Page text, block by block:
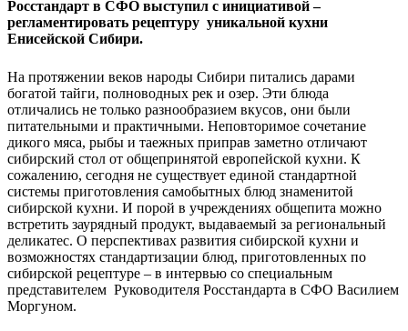
Росстандарт в СФО выступил с инициативой –
регламентировать рецептуру уникальной кухни
Енисейской Сибири.
На протяжении веков народы Сибири питались дарами
богатой тайги, полноводных рек и озер. Эти блюда
отличались не только разнообразием вкусов, они были
питательными и практичными. Неповторимое сочетание
дикого мяса, рыбы и таежных приправ заметно отличают
сибирский стол от общепринятой европейской кухни. К
сожалению, сегодня не существует единой стандартной
системы приготовления самобытных блюд знаменитой
сибирской кухни. И порой в учреждениях общепита можно
встретить заурядный продукт, выдаваемый за региональный
деликатес. О перспективах развития сибирской кухни и
возможностях стандартизации блюд, приготовленных по
сибирской рецептуре – в интервью со специальным
представителем Руководителя Росстандарта в СФО Василием
Моргуном.